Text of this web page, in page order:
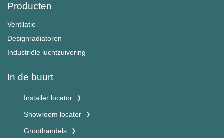
Producten
Ventilatie
Designradiatoren
Industriële luchtzuivering
In de buurt
Installer locator
Showroom locator
Groothandels